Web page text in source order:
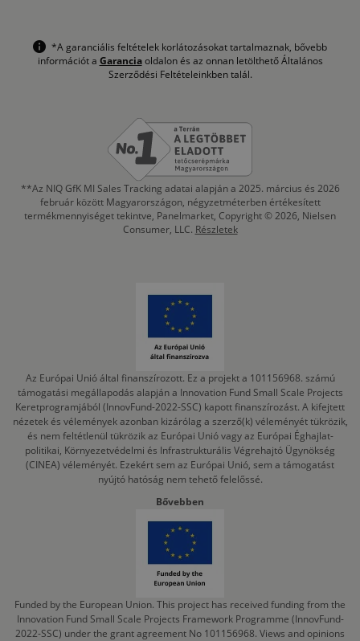
*A garanciális feltételek korlátozásokat tartalmaznak, bővebb
információt a Garanciaoldalon és az onnan letölthető Általános
Szerződési Feltételeinkben talál.
**Az NIQ GfK MI Sales Tracking adatai alapján a 2025. március és 2026
február között Magyarországon, négyzetméterben értékesített
termékmennyiséget tekintve, Panelmarket, Copyright © 2026, Nielsen
Consumer, LLC. Részletek
Az Európai Unió által finanszírozott. Ez a projekt a 101156968. számú
támogatási megállapodás alapján a Innovation Fund Small Scale Projects
Keretprogramjából (InnovFund-2022-SSC) kapott finanszírozást. A kifejtett
nézetek és vélemények azonban kizárólag a szerző(k) véleményét tükrözik,
és nem feltétlenül tükrözik az Európai Unió vagy az Európai Éghajlat-
politikai, Környezetvédelmi és Infrastrukturális Végrehajtó Ügynökség
(CINEA) véleményét. Ezekért sem az Európai Unió, sem a támogatást
nyújtó hatóság nem tehető felelőssé.
Bővebben
Funded by the European Union. This project has received funding from the
Innovation Fund Small Scale Projects Framework Programme (InnovFund-
2022-SSC) under the grant agreement No 101156968. Views and opinions